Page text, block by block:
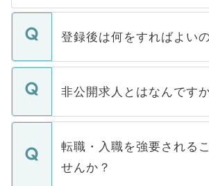
登録後は何をすればよい
ご登録いただきましたら、
登録内容を確認し、その後メ
ます。通常、5営業日以内に
いただきますので、しばらく
非公開求人とはなんです
マイナビDOCTORで取り扱
うち約3割は、Webサイトか
けない「非公開求人」です。
下記の理由によって、一般に
転職・入職を強要される
せんか？